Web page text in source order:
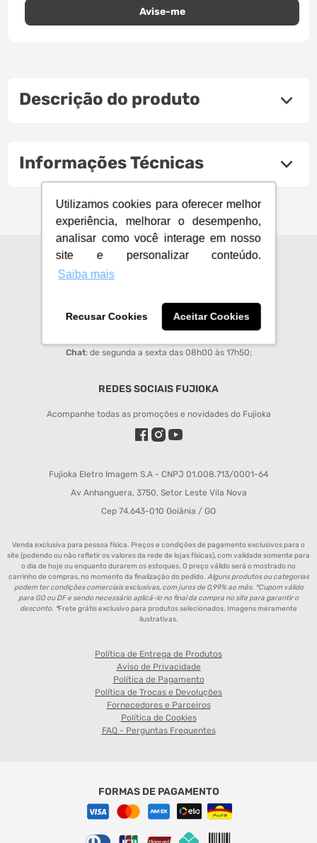
Utilizamos cookies para oferecer melhor
experiência, melhorar o desempenho,
analisar como você interage em nosso
site e personalizar conteúdo.
Saiba mais
Recusar Cookies Aceitar Cookies
Descrição do produto
Informações Técnicas
CENTRAL DE ATENDIMENTO
Horário de Atendimento:
Chat: de segunda a sexta das 08h00 às 17h50;
REDES SOCIAIS FUJIOKA
Acompanhe todas as promoções e novidades do Fujioka
Fujioka Eletro Imagem S.A - CNPJ 01.008.713/0001-64
Av Anhanguera, 3750, Setor Leste Vila Nova
Cep 74.643-010 Goiânia / GO
Venda exclusiva para pessoa física. Preços e condições de pagamento exclusivos para o
site (podendo ou não refletir os valores da rede de lojas físicas), com validade somente para
o dia de hoje ou enquanto durarem os estoques. O preço válido será o mostrado no
carrinho de compras, no momento da finalização do pedido. Alguns produtos ou categorias
podem ter condições comerciais exclusivas, com juros de 0,99% ao mês. *Cupom válido
para GO ou DF e sendo necessário aplicá-lo no final da compra no site para garantir o
desconto. *Frete grátis exclusivo para produtos selecionados. Imagens meramente
ilustrativas.
Política de Entrega de Produtos
Aviso de Privacidade
Política de Pagamento
Política de Trocas e Devoluções
Fornecedores e Parceiros
Política de Cookies
FAQ - Perguntas Frequentes
FORMAS DE PAGAMENTO